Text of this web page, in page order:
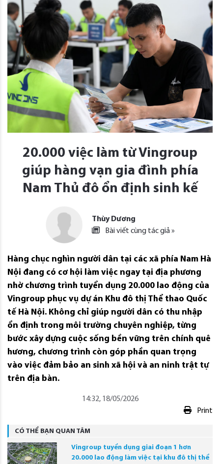
20.000 việc làm từ Vingroup
giúp hàng vạn gia đình phía
Nam Thủ đô ổn định sinh kế
Thùy Dương
Bài viết cùng tác giả »
Hàng chục nghìn người dân tại các xã phía Nam Hà
Nội đang có cơ hội làm việc ngay tại địa phương
nhờ chương trình tuyển dụng 20.000 lao động của
Vingroup phục vụ dự án Khu đô thị Thể thao Quốc
tế Hà Nội. Không chỉ giúp người dân có thu nhập
ổn định trong môi trường chuyên nghiệp, từng
bước xây dựng cuộc sống bền vững trên chính quê
hương, chương trình còn góp phần quan trọng
vào việc đảm bảo an sinh xã hội và an ninh trật tự
trên địa bàn.
14:32, 18/05/2026
Print
CÓ THỂ BẠN QUAN TÂM
Vingroup tuyển dụng giai đoạn 1 hơn
20.000 lao động làm việc tại khu đô thị thể